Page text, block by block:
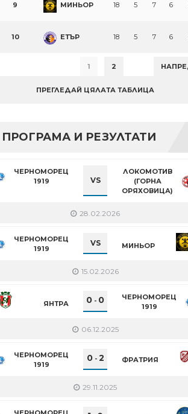
9 МИНЬОР 18 5 7 6
10 ЕТЪР 18 5 7 6
1 2
ПРЕГЛЕДАЙ ЦЯЛАТА ТАБЛИЦА
ПРОГРАМА И РЕЗУЛТАТИ
ЧЕРНОМОРЕЦ
1919
VS
ЛОКОМОТИВ
(ГОРНА
ОРЯХОВИЦА)
28.02.2026
ЧЕРНОМОРЕЦ
1919
VS МИНЬОР
15.02.2026
ЯНТРА 0 - 0
ЧЕРНОМОРЕЦ
1919
06.12.2025
ЧЕРНОМОРЕЦ
1919
0- 2 ФРАТРИЯ
29.11.2025